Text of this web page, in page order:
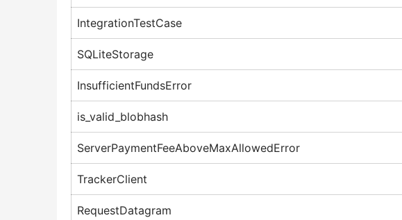
IntegrationTestCase
SQLiteStorage
InsufficientFundsError
is_valid_blobhash
ServerPaymentFeeAboveMaxAllowedError
TrackerClient
RequestDatagram